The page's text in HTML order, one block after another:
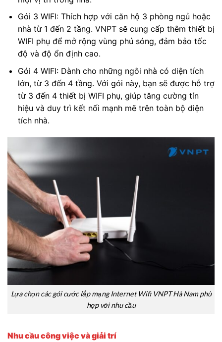
Gói 3 WIFI: Thích hợp với căn hộ 3 phòng ngủ hoặc
nhà từ 1 đến 2 tầng. VNPT sẽ cung cấp thêm thiết bị
WIFI phụ để mở rộng vùng phủ sóng, đảm bảo tốc
độ và độ ổn định cao.
Gói 4 WIFI: Dành cho những ngôi nhà có diện tích
lớn, từ 3 đến 4 tầng. Với gói này, bạn sẽ được hỗ trợ
từ 3 đến 4 thiết bị WIFI phụ, giúp tăng cường tín
hiệu và duy trì kết nối mạnh mẽ trên toàn bộ diện
tích nhà.
Lựa chọn các gói cước lắp mạng Internet Wifi VNPT Hà Nam phù
hợp với nhu cầu
Nhu cầu công việc và giải trí